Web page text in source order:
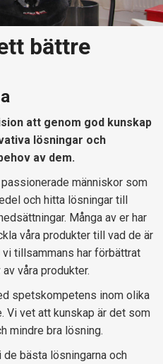
bättre
att genom god kunskap
lösningar och
av dem.
människor som
och hitta lösningar till
Många av er har
våra produkter till vad de är
tillsammans har förbättrat
våra produkter.
spetskompetens inom olika
Vi vet att kunskap är det som
mindre bra lösning.
bästa lösningarna och